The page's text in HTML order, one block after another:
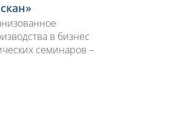
в бизнес
семинаров –